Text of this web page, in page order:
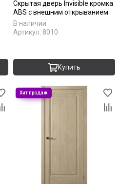
Скрытая дверь Invisible кромка
ABS с внешним открыванием
В наличии
Артикул: 8010
Купить